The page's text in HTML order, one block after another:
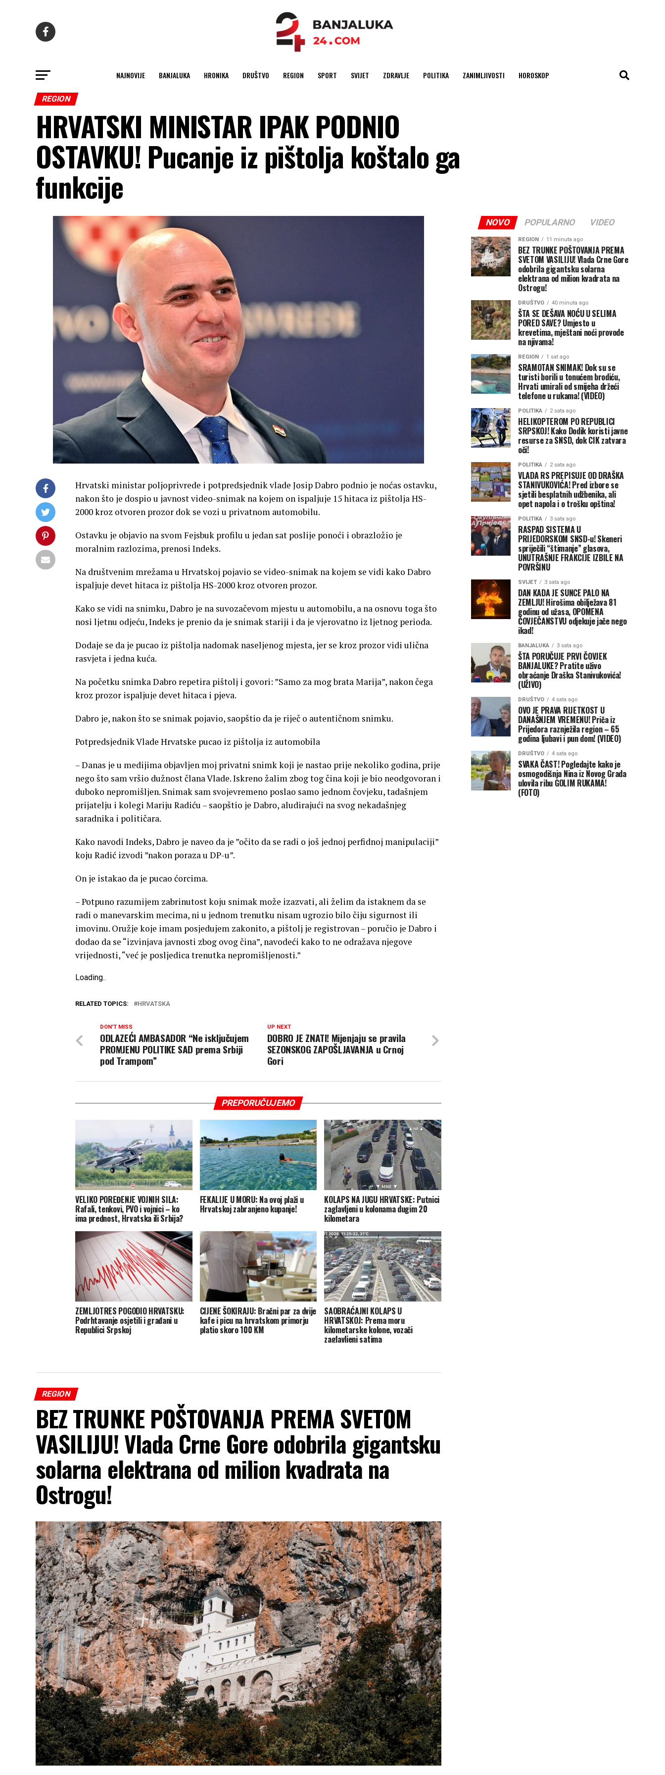
NAJNOVIJE BANJALUKA HRONIKA DRUŠTVO REGION SPORT SVIJET ZDRAVLJE POLITIKA ZANIMLJIVOSTI HOROSKOP
REGION
HRVATSKI MINISTAR IPAK PODNIO
OSTAVKU! Pucanje iz pištolja koštalo ga
funkcije
Hrvatski ministar poljoprivrede i potpredsjednik vlade Josip Dabro podnio je noćas ostavku,
nakon što je dospio u javnost video-snimak na kojem on ispaljuje 15 hitaca iz pištolja HS-
2000 kroz otvoren prozor dok se vozi u privatnom automobilu.
Ostavku je objavio na svom Fejsbuk profilu u jedan sat poslije ponoći i obrazložio je
moralnim razlozima, prenosi Indeks.
Na društvenim mrežama u Hrvatskoj pojavio se video-snimak na kojem se vidi kako Dabro
ispaljuje devet hitaca iz pištolja HS-2000 kroz otvoren prozor.
Kako se vidi na snimku, Dabro je na suvozačevom mjestu u automobilu, a na osnovu toga što
nosi ljetnu odjeću, Indeks je prenio da je snimak stariji i da je vjerovatno iz ljetnog perioda.
Dodaje se da je pucao iz pištolja nadomak naseljenog mjesta, jer se kroz prozor vidi ulična
rasvjeta i jedna kuća.
Na početku snimka Dabro repetira pištolj i govori: ”Samo za mog brata Marija”, nakon čega
kroz prozor ispaljuje devet hitaca i pjeva.
Dabro je, nakon što se snimak pojavio, saopštio da je riječ o autentičnom snimku.
Potpredsjednik Vlade Hrvatske pucao iz pištolja iz automobila
– Danas je u medijima objavljen moj privatni snimk koji je nastao prije nekoliko godina, prije
nego što sam vršio dužnost člana Vlade. Iskreno žalim zbog tog čina koji je bio neodgovoran i
duboko nepromišljen. Snimak sam svojevremeno poslao samo jednom čovjeku, tadašnjem
prijatelju i kolegi Mariju Radiću – saopštio je Dabro, aludirajući na svog nekadašnjeg
saradnika i političara.
Kako navodi Indeks, Dabro je naveo da je ”očito da se radi o još jednoj perfidnoj manipulaciji”
koju Radić izvodi ”nakon poraza u DP-u”.
On je istakao da je pucao ćorcima.
– Potpuno razumijem zabrinutost koju snimak može izazvati, ali želim da istaknem da se
radi o manevarskim mecima, ni u jednom trenutku nisam ugrozio bilo čiju sigurnost ili
imovinu. Oružje koje imam posjedujem zakonito, a pištolj je registrovan – poručio je Dabro i
dodao da se “izvinjava javnosti zbog ovog čina”, navodeći kako to ne odražava njegove
vrijednosti, “već je posljedica trenutka nepromišljenosti.”
Loading...
RELATED TOPICS: HRVATSKA
UP NEXT
DOBRO JE ZNATI! Mijenjaju se pravila
SEZONSKOG ZAPOŠLJAVANJA u Crnoj
Gori
DON'T MISS
ODLAZEĆI AMBASADOR “Ne isključujem
PROMJENU POLITIKE SAD prema Srbiji
pod Trampom”
PREPORUČUJEMO
VELIKO POREĐENJE VOJNIH SILA:
Rafali, tenkovi, PVO i vojnici – ko
ima prednost, Hrvatska ili Srbija?
FEKALIJE U MORU: Na ovoj plaži u
Hrvatskoj zabranjeno kupanje!
KOLAPS NA JUGU HRVATSKE: Putnici
zaglavljeni u kolonama dugim 20
kilometara
ZEMLJOTRES POGODIO HRVATSKU:
Podrhtavanje osjetili i građani u
Republici Srpskoj
CIJENE ŠOKIRAJU: Bračni par za dvije
kafe i picu na hrvatskom primorju
platio skoro 100 KM
SAOBRAĆAJNI KOLAPS U
HRVATSKOJ: Prema moru
kilometarske kolone, vozači
zaglavljeni satima
REGION
BEZ TRUNKE POŠTOVANJA PREMA SVETOM
VASILIJU! Vlada Crne Gore odobrila gigantsku
solarna elektrana od milion kvadrata na
Ostrogu!
NOVO POPULARNO VIDEO
REGION 11 minuta ago
BEZ TRUNKE POŠTOVANJA PREMA
SVETOM VASILIJU! Vlada Crne Gore
odobrila gigantsku solarna
elektrana od milion kvadrata na
Ostrogu!
DRUŠTVO 40 minuta ago
ŠTA SE DEŠAVA NOĆU U SELIMA
PORED SAVE? Umjesto u
krevetima, mještani noći provode
na njivama!
REGION 1 sat ago
SRAMOTAN SNIMAK! Dok su se
turisti borili u tonućem brodiću,
Hrvati umirali od smijeha držeći
telefone u rukama! (VIDEO)
POLITIKA 2 sata ago
HELIKOPTEROM PO REPUBLICI
SRPSKOJ! Kako Dodik koristi javne
resurse za SNSD, dok CIK zatvara
oči!
POLITIKA 2 sata ago
VLADA RS PREPISUJE OD DRAŠKA
STANIVUKOVIĆA! Pred izbore se
sjetili besplatnih udžbenika, ali
opet napola i o trošku opština!
POLITIKA 3 sata ago
RASPAD SISTEMA U
PRIJEDORSKOM SNSD-u! Skeneri
spriječili “štimanje” glasova,
UNUTRAŠNJE FRAKCIJE IZBILE NA
POVRŠINU
SVIJET 3 sata ago
DAN KADA JE SUNCE PALO NA
ZEMLJU! Hirošima obilježava 81
godinu od užasa, OPOMENA
ČOVJEČANSTVU odjekuje jače nego
ikad!
BANJALUKA 3 sata ago
ŠTA PORUČUJE PRVI ČOVJEK
BANJALUKE? Pratite uživo
obraćanje Draška Stanivukovića!
(UŽIVO)
DRUŠTVO 4 sata ago
OVO JE PRAVA RIJETKOST U
DANAŠNJEM VREMENU! Priča iz
Prijedora raznježila region – 65
godina ljubavi i pun dom! (VIDEO)
DRUŠTVO 4 sata ago
SVAKA ČAST! Pogledajte kako je
osmogodišnja Nina iz Novog Grada
ulovila ribu GOLIM RUKAMA!
(FOTO)